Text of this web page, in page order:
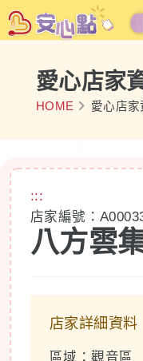
愛心店家
HOME 愛心店家
:::
店家編號：
八方雲
店家詳細資料
區域：觀音區